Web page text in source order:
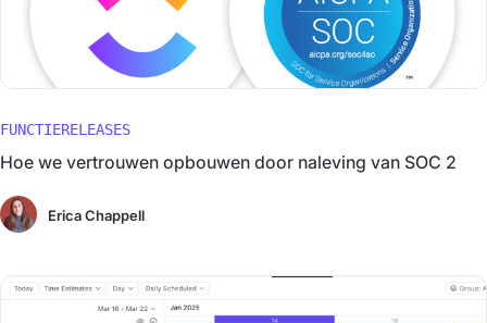
FUNCTIERELEASES
Hoe we vertrouwen opbouwen door naleving van SOC 2
Erica Chappell